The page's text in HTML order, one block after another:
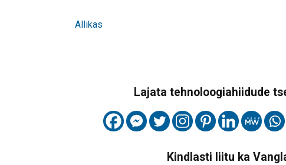
Allikas
Lajata tehnoloogiahiidude
Kindlasti liitu ka